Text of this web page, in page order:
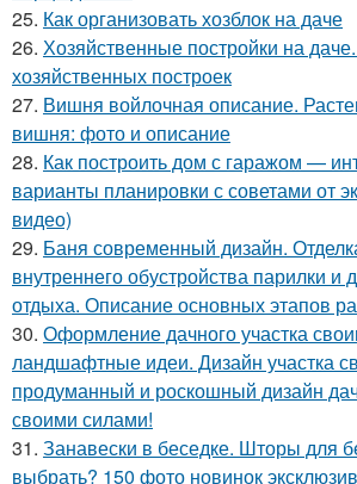
25. Как организовать хозблок на даче
26. Хозяйственные постройки на
хозяйственных построек
27. Вишня войлочная описание.
вишня: фото и описание
28. Как построить дом с гаражом —
варианты планировки с советами от
видео)
29. Баня современный дизайн.
внутреннего обустройства парилки
отдыха. Описание основных этапов
30. Оформление дачного участка
ландшафтные идеи. Дизайн участка
продуманный и роскошный дизайн
своими силами!
31. Занавески в беседке. Шторы для
выбрать? 150 фото новинок